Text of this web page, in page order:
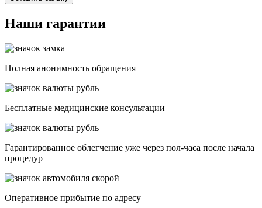
Наши гарантии
Полная анонимность обращения
Бесплатные медицинские консультации
Гарантированное облегчение уже через пол-часа после начала
процедур
Опеpативное прибытие по адресу